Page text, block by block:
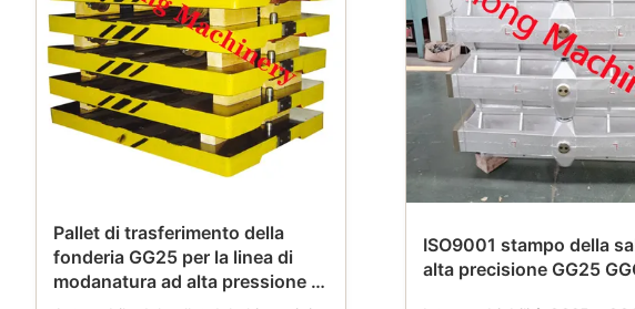
Pallet di trasferimento della
fonderia GG25 per la linea di
modanatura ad alta pressione di
ISO9001 stampo della
alta precisione GG25